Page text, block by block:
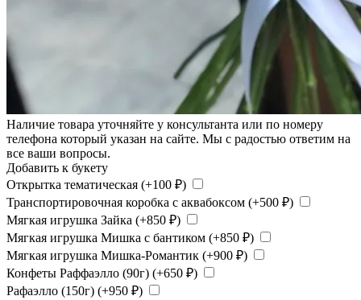
Наличие товара уточняйте у консультанта или по номеру
телефона который указан на сайте. Мы с радостью ответим на
все ваши вопросы.
Добавить к букету
Открытка тематическая (+100 ₽)
Транспортировочная коробка с аквабоксом (+500 ₽)
Мягкая игрушка Зайка (+850 ₽)
Мягкая игрушка Мишка с бантиком (+850 ₽)
Мягкая игрушка Мишка-Романтик (+900 ₽)
Конфеты Раффаэлло (90г) (+650 ₽)
Рафаэлло (150г) (+950 ₽)